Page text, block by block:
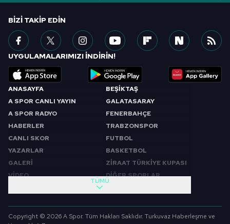
ANASAYFA
A SPOR CANLI YAYIN
A SPOR RADYO
HABERLER
CANLI SKOR
YAZARLAR
GALERİ
VİDEO
BEŞİKTAŞ
GALATASARAY
FENERBAHÇE
TRABZONSPOR
FUTBOL
BASKETBOL
ZİRAAT TÜRKİYE KUPASI
DİĞER SPORLAR
SABAH SPORU
FUTBOL
TÜMÜ
BIZI TAKIP EDIN
UYGULAMALARIMIZI İNDİRİN!
Copyright © 2026 A Spor. Tüm Hakları Saklıdır. Turkuvaz Haberleşme ve